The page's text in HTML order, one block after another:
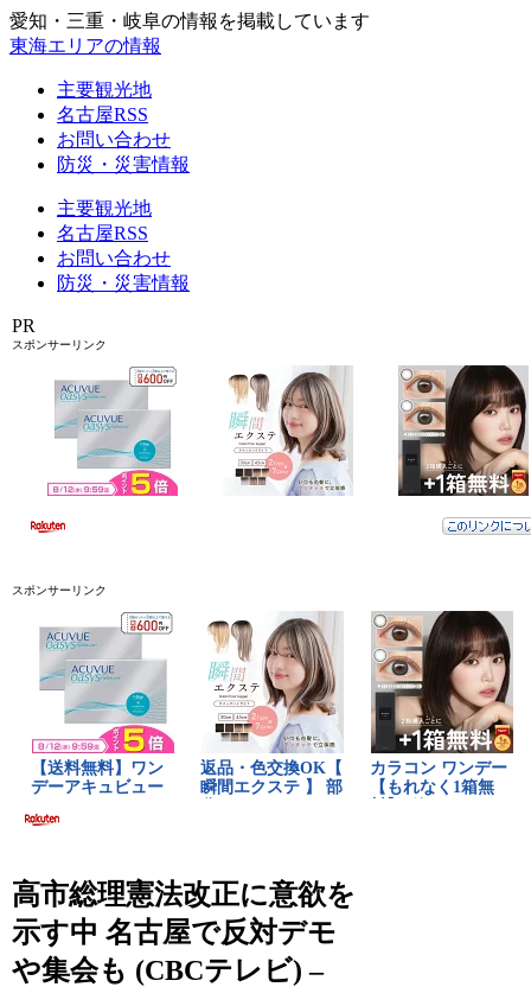
愛知・三重・岐阜の情報を掲載しています
東海エリアの情報
主要観光地
名古屋RSS
お問い合わせ
防災・災害情報
主要観光地
名古屋RSS
お問い合わせ
防災・災害情報
PR
スポンサーリンク
スポンサーリンク
高市総理憲法改正に意欲を
示す中 名古屋で反対デモ
や集会も (CBCテレビ) –